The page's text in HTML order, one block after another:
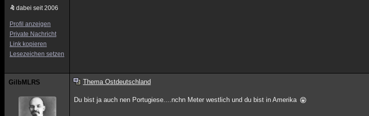
dabei seit 2006
Profil anzeigen
Private Nachricht
Link kopieren
Lesezeichen setzen
GilbMLRS Thema Ostdeutschland
Du bist ja auch nen Portugiese....nchn Meter westlich und du bist in Amerika